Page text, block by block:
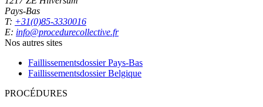
Pays-Bas
T: +31(0)85-3330016
E: info@procedurecollective.fr
Nos autres sites
Faillissementsdossier Pays-Bas
Faillissementsdossier Belgique
PROCÉDURES